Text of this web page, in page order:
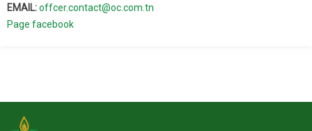
EMAIL:offcer.contact@oc.com.tn
Page facebook